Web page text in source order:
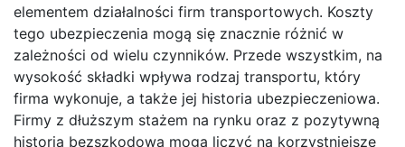
elementem działalności firm transportowych. Koszty
tego ubezpieczenia mogą się znacznie różnić w
zależności od wielu czynników. Przede wszystkim, na
wysokość składki wpływa rodzaj transportu, który
firma wykonuje, a także jej historia ubezpieczeniowa.
Firmy z dłuższym stażem na rynku oraz z pozytywną
historią bezszkodową mogą liczyć na korzystniejsze